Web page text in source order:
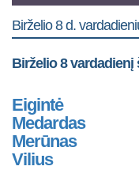
Birželio 8 d.
Birželio 8 vardadienį
Eigintė
Medardas
Merūnas
Vilius